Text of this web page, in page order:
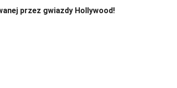
przez gwiazdy Hollywood!